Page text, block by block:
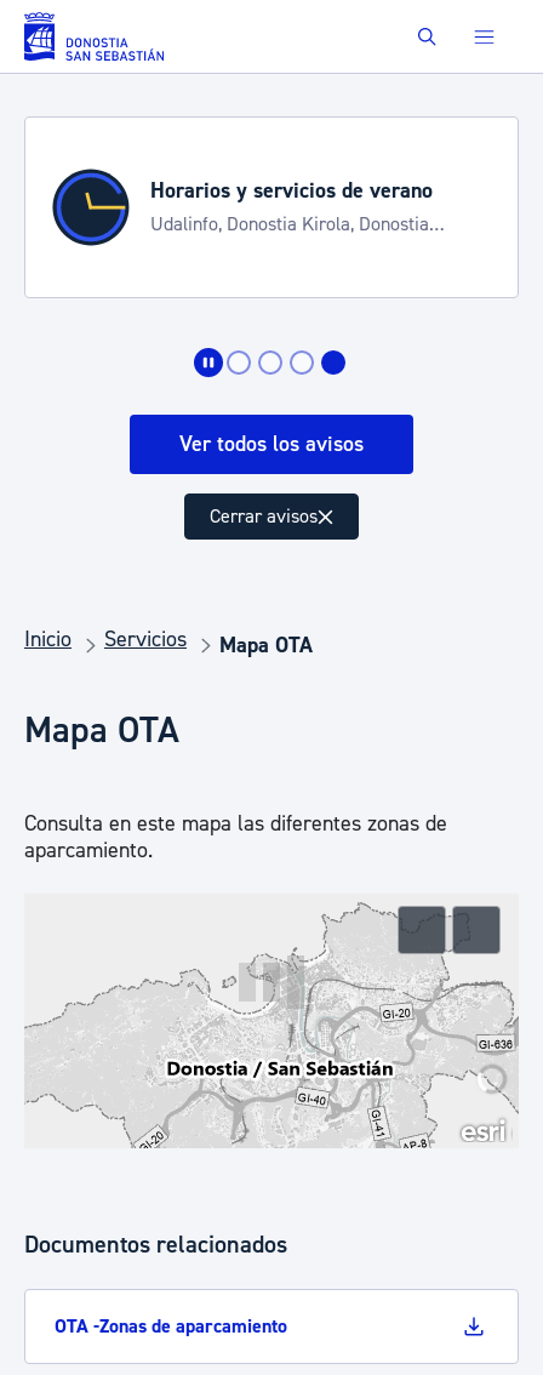
Saltar al contenido principal Buscar
Horarios y servicios de verano
Udalinfo, Donostia Kirola, Donostia
Ver todos los avisos
Cerrar avisos
Inicio Servicios Mapa OTA
Mapa OTA
Consulta en este mapa las diferentes zonas de
aparcamiento.
Documentos relacionados
OTA -Zonas de aparcamiento